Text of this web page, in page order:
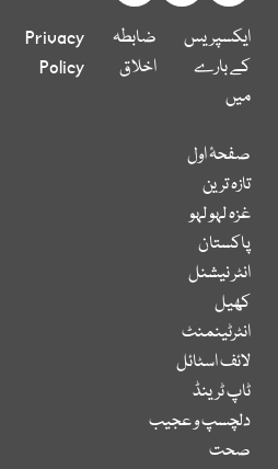
ایکسپریس
کے بارے
میں
ضابطہ
اخلاق
Privacy
Policy
صفحۂ اول
تازہ ترین
غزہ لہو لہو
پاکستان
انٹر نیشنل
کھیل
انٹرٹینمنٹ
لائف اسٹائل
ٹاپ ٹرینڈ
دلچسپ و عجیب
صحت